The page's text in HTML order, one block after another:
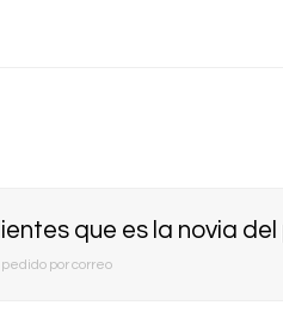
que es la novia
por correo